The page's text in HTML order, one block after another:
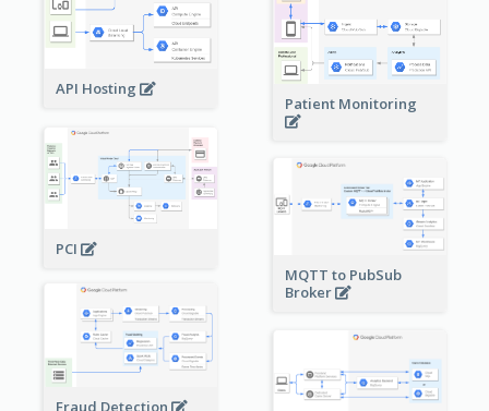
Patient Monitoring
API Hosting
PCI
MQTT to PubSub
Broker
Fraud Detection